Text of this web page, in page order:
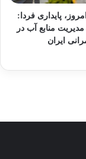
پایداری فردا:
منابع آب در
ایران
های
2023
توسط
ژاکت